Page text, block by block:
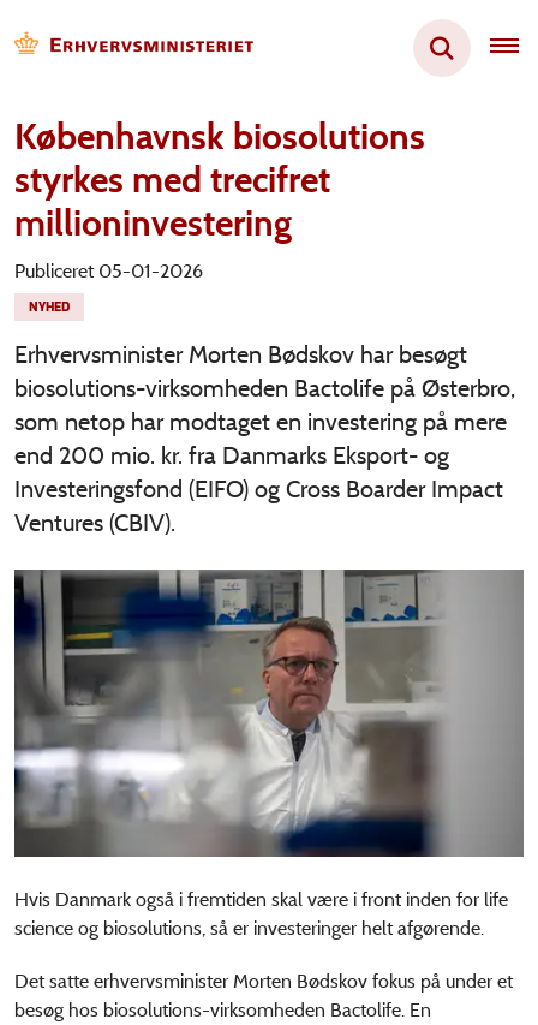
Københavnsk biosolutions
styrkes med trecifret
millioninvestering
Publiceret 05-01-2026
NYHED
Erhvervsminister Morten Bødskov har besøgt
biosolutions-virksomheden Bactolife på Østerbro,
som netop har modtaget en investering på mere
end 200 mio. kr. fra Danmarks Eksport- og
Investeringsfond (EIFO) og Cross Boarder Impact
Ventures (CBIV).
Hvis Danmark også i fremtiden skal være i front inden for life
science og biosolutions, så er investeringer helt afgørende.
Det satte erhvervsminister Morten Bødskov fokus på under et
besøg hos biosolutions-virksomheden Bactolife. En